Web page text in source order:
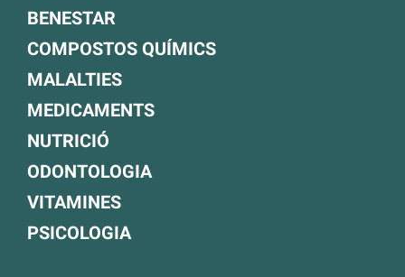
BENESTAR
COMPOSTOS QUÍMICS
MALALTIES
MEDICAMENTS
NUTRICIÓ
ODONTOLOGIA
VITAMINES
PSICOLOGIA